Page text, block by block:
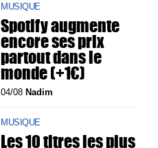
MUSIQUE
Spotify augmente
encore ses prix
partout dans le
monde (+1€)
04/08 Nadim
MUSIQUE
Les 10 titres les plus